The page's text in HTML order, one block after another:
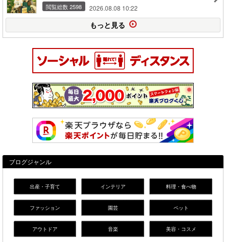
閲覧総数 2598 2026.08.08 10:22
もっと見る
ブログジャンル
出産・子育て インテリア 料理・食べ物
ファッション 園芸 ペット
アウトドア 音楽 美容・コスメ